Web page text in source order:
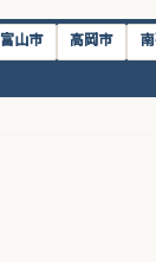
富山市 高岡市